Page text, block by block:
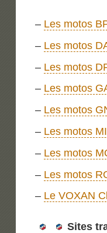
– Les motos
– Les motos
– Les motos
– Les motos
– Les motos
– Les motos
– Les motos
– Les motos
– Le VOXAN
Sites